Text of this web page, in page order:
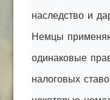
наследство и
Немцы
одинаковые
налоговых